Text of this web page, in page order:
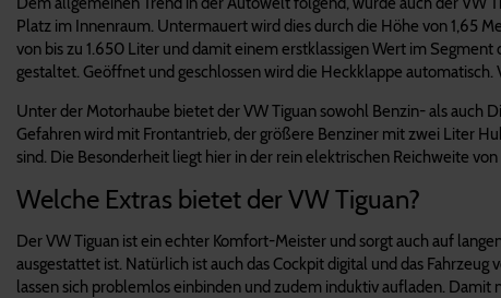
Platz im Innenraum. Untermauert wird dies durch die Höhe von 1,65
von bis zu 1.650 Liter und damit einem erstklassigen Wert im
gestaltet. Geöffnet und geschlossen wird die Heckklappe automatisch.
Unter der Motorhaube bietet der VW Tiguan sowohl Benzin- als auch
Gefahren wird mit Frontantrieb, der größere Benziner mit zwei Liter
sind. Die Besonderheit liegt hier in der rein elektrischen Reichweite
Welche Extras bietet der VW Tiguan?
Der VW Tiguan ist ein echter Komfort-Meister und sorgt auch auf
ausgestattet ist. Natürlich ist auch das Cockpit digital und das
lassen sich problemlos einbinden und zudem induktiv aufladen.